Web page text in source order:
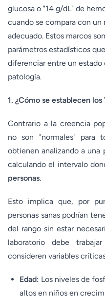
glucosa o "14 g/dL" de
cuando se compara con
adecuado. Estos marcos
parámetros estadísticos
diferenciar entre un estado
patología.
1. ¿Cómo se establecen
Contrario a la creencia
no son "normales" para
obtienen analizando a una
calculando el intervalo
personas.
Esto implica que, por
personas sanas podrían
del rango sin estar
laboratorio debe
consideren variables
Edad: Los niveles de
altos en niños en